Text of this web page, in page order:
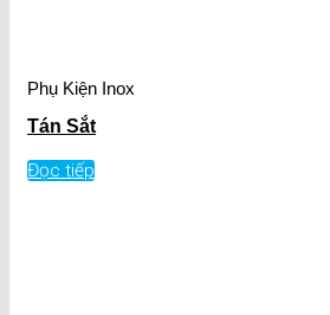
Phụ Kiện Inox
Tán Sắt
Đọc tiếp